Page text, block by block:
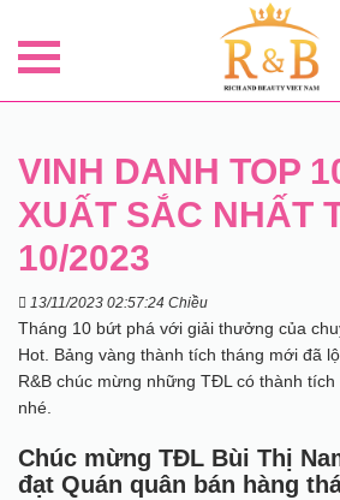
️VINH DANH TOP
XUẤT SẮC NHẤT
10/2023
13/11/2023 02:57:24 Chiều
Tháng 10 bứt phá với giải thưởng của
Hot. Bảng vàng thành tích tháng mới đã
R&B chúc mừng những TĐL có thành
nhé.
Chúc mừng TĐL Bùi Thị
đạt Quán quân bán hàng